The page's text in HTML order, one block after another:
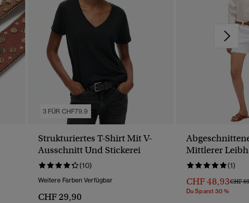
3 FÜR CHF79.9
Strukturiertes T-Shirt Mit V-
Ausschnitt Und Stickerei
(10)
Weitere Farben Verfügbar
CHF 29,90
Mittlerer
(1)
CHF 48,93Preis
CHF
Du Sparst 30 %